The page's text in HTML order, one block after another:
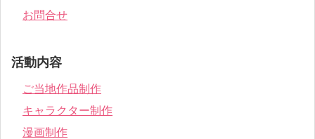
お問合せ
活動内容
ご当地作品制作
キャラクター制作
漫画制作